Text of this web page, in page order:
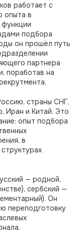
работает с
опыта в
подбора
он прошёл путь
партнера
поработав на
страны СНГ,
Иран и Китай. Это
опыт подбора
в
— родной,
сербский —
Он
переподготовку